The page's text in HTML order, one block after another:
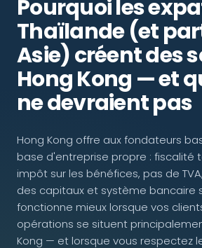
Contactez-nous
Pourquoi les
Thaïlande (et
Asie) créent des
Hong Kong — et
ne devraient pas
Hong Kong offre aux fondateurs
base d'entreprise propre : fiscalité
impôt sur les bénéfices, pas de
des capitaux et système bancaire
fonctionne mieux lorsque vos
opérations se situent
Kong — et lorsque vous respectez